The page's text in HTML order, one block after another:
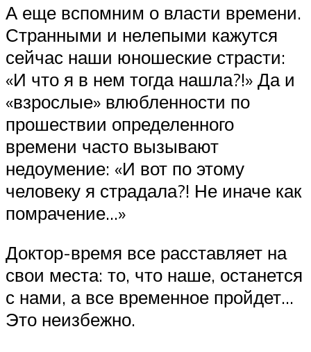
А еще вспомним о власти времени.
Странными и нелепыми кажутся
сейчас наши юношеские страсти:
«И что я в нем тогда нашла?!» Да и
«взрослые» влюбленности по
прошествии определенного
времени часто вызывают
недоумение: «И вот по этому
человеку я страдала?! Не иначе как
помрачение…»
Доктор-время все расставляет на
свои места: то, что наше, останется
с нами, а все временное пройдет…
Это неизбежно.